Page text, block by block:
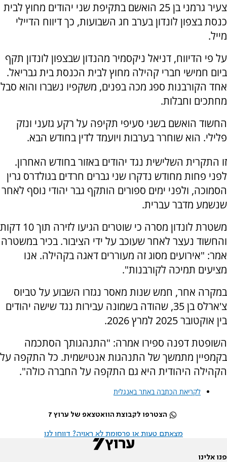
צעיר גרמני בן 25 הואשם בתקיפת שני יהודים מחוץ לבית
כנסת בצפון לונדון בערב חג השבועות, כך דיווח הדיילי
מייל.
על פי הדיווח, דניאל ניקסמיר מהנדון שבצפון לונדון תקף
ביום חמישי חברי קהילה מחוץ לבית הכנסת בית גבריאל.
אחד הקורבנות ספג מכה בפנים, משקפיו נשברו והוא סבל
מחתכים וחבלות.
החשוד הואשם בשני סעיפי תקיפה על רקע גזעני ונזק
פלילי. הוא שוחרר בערבות ויועמד לדין בחודש הבא.
זו התקרית השלישית נגד יהודים באזור בחודש האחרון.
לפני פחות מחודש נדקרו שני גברים חרדים בגולדרס גרין
הסמוכה, ולפני ימים ספורים הותקף גבר יהודי נוסף לאחר
שנשמע מדבר עברית.
משטרת לונדון מסרה כי שוטרים הגיעו לזירה תוך 10 דקות
והחשוד נעצר לאחר שעוכב על ידי הציבור. בכיר במשטרה
אמר: "אירועים מסוג זה מעוררים דאגה בקהילה. אנו
מציעים תמיכה לקורבנות".
במקרה אחר, חמש שנות מאסר נגזרו השבוע על טביוס
צ'ארלס בן 35, שהודה בשמונה עבירות נגד שישה יהודים
בין אוקטובר 2025 למרץ 2026.
השופטת דפנה ספירו אמרה: "התנהגותך הסתכמה
בקמפיין מתמשך של התנהגות אנטישמית. כל התקפה על
הקהילה היהודית היא גם התקפה על החברה כולה".
לקריאת הכתבה באתר באנגלית
הצטרפו לקבוצת הוואטצאפ של ערוץ 7
מצאתם טעות או פרסומת לא ראויה? דווחו לנו
פנו אלינו